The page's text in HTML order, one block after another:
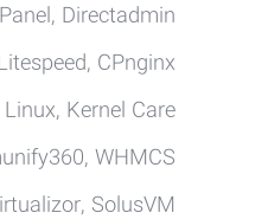
Directadmin
CPnginx
Kernel Care
WHMCS
SolusVM